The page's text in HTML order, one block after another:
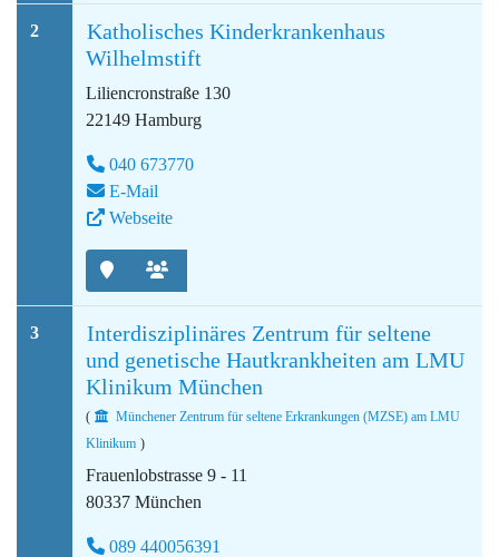
2
Katholisches Kinderkrankenhaus
Wilhelmstift
Liliencronstraße 130
22149 Hamburg
040 673770
E-Mail
Webseite
3
Interdisziplinäres Zentrum für seltene
und genetische Hautkrankheiten am LMU
Klinikum München
(
Münchener Zentrum für seltene Erkrankungen (MZSE) am LMU
Klinikum )
Frauenlobstrasse 9 - 11
80337 München
089 440056391